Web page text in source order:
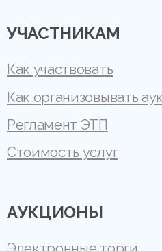
УЧАСТНИКАМ
Как участвовать
Как организовывать
Регламент ЭТП
Стоимость услуг
АУКЦИОНЫ